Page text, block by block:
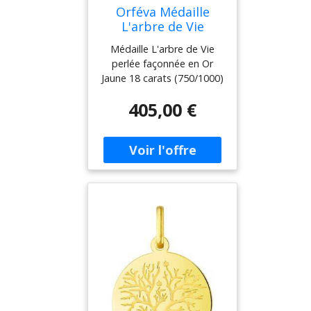
Orféva Médaille
L'arbre de Vie
perlée (Or jaune)
Médaille L'arbre de Vie
perlée façonnée en Or
Jaune 18 carats (750/1000)
Cette medaille de
bapteme en finition
brillante mesure 16 mm de
diamètre pour un poids de
1,31 gramme(s).
Fabrication Française.
405,00 €